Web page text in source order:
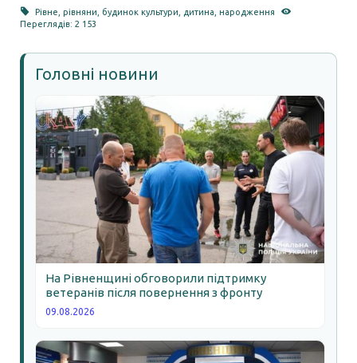
Рівне ,рівняни ,будинок культури дитина ,народження
Переглядів: 2 153
Головні новини
На Рівненщині обговорили підтримку
ветеранів після повернення з фронту
09.08.2026